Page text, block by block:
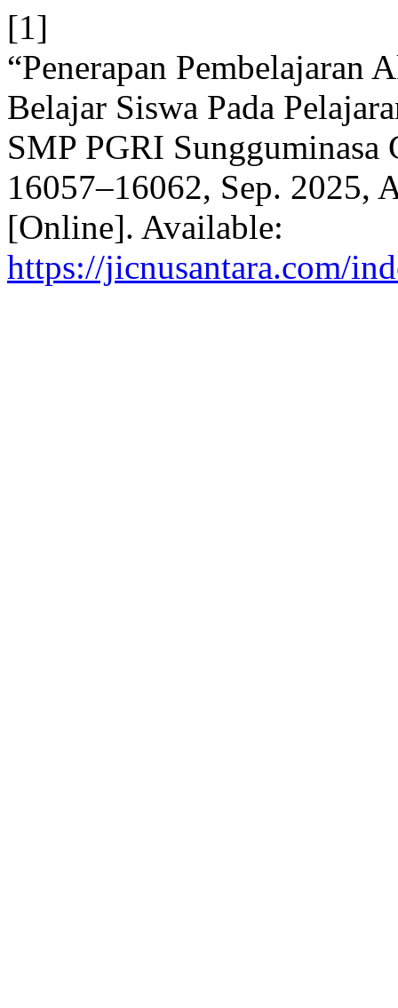
[1]
“Penerapan
Belajar Siswa Pada
SMP PGRI Sungguminasa
16057–16062, Sep. 2025,
[Online]. Available:
https://jicnusantara.com/